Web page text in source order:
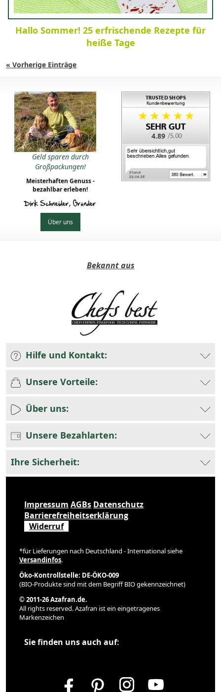
Hallo Sommer! 25 erfrischende Rezepte für
heiße Tage
« Vorherige Einträge
Geld sparen durch
Großpackungen!
Meisterhaften Genuss -
bezahlbar erleben!
Dirk Schneider, Gründer
Über uns
4.89
Bekannt aus
Hilfe und Kontakt:
Unsere Vorteile:
Über uns:
Unsere Bezahlarten:
Ihre Sicherheit:
Impressum AGBs Datenschutz
Barrierefreiheitserklärung
Widerruf
*für Lieferungen nach Deutschland - International siehe
Versandinfos.
Öko-Kontrollstelle: DE-ÖKO-009
(BIO-Produkte sind mit dem Begriff BIO gekennzeichnet)
© 2011-26 Azafran.de.
All rights reserved. Azafran ist ein eingetragenes
Markenzeichen
Sie finden uns auch auf: